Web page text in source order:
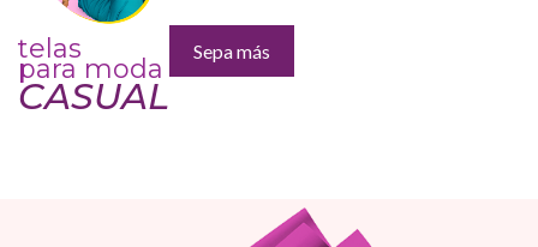
telas
para moda
CASUAL
Sepa más